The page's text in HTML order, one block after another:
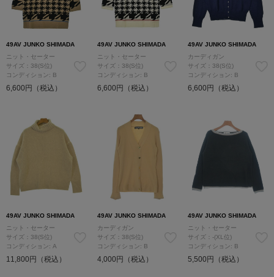
49AV JUNKO SHIMADA
ニット・セーター
サイズ：38(S位)
コンディション: B
6,600円（税込）
49AV JUNKO SHIMADA
ニット・セーター
サイズ：38(S位)
コンディション: B
6,600円（税込）
49AV JUNKO SHIMADA
カーディガン
サイズ：38(S位)
コンディション: B
6,600円（税込）
49AV JUNKO SHIMADA
ニット・セーター
サイズ：38(S位)
コンディション: A
11,800円（税込）
49AV JUNKO SHIMADA
カーディガン
サイズ：38(S位)
コンディション: B
4,000円（税込）
49AV JUNKO SHIMADA
ニット・セーター
サイズ：-(XL位)
コンディション: B
5,500円（税込）